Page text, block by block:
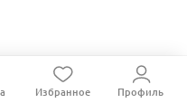
Избранное Профиль